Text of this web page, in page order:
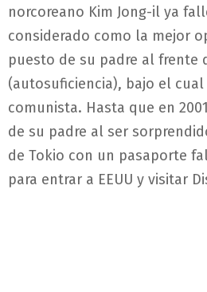
norcoreano Kim Jong-il ya
considerado como la mejor
puesto de su padre al frente
(autosuficiencia), bajo el
comunista. Hasta que en
de su padre al ser
de Tokio con un pasaporte
para entrar a EEUU y visitar